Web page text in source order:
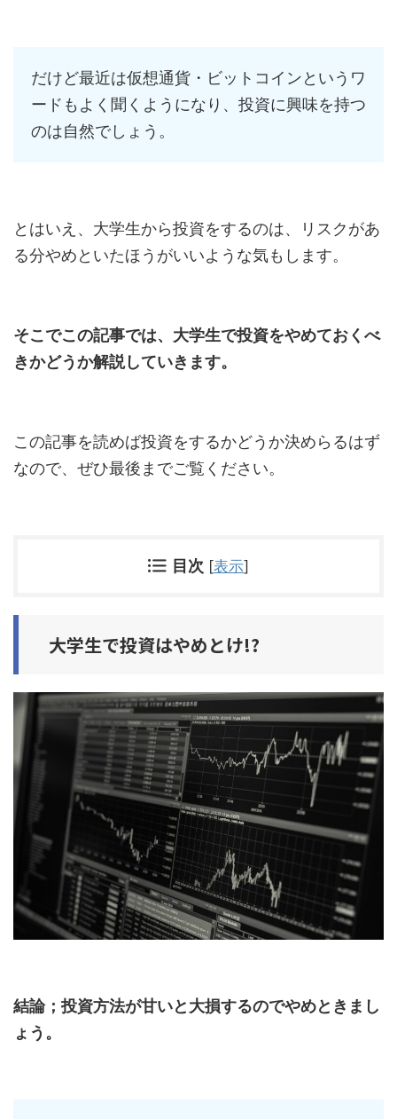
だけど最近は仮想通貨・ビットコインというワ
ードもよく聞くようになり、投資に興味を持つ
のは自然でしょう。
とはいえ、大学生から投資をするのは、リスクがあ
る分やめといたほうがいいような気もします。
そこでこの記事では、大学生で投資をやめておくべ
きかどうか解説していきます。
この記事を読めば投資をするかどうか決めらるはず
なので、ぜひ最後までご覧ください。
目次 [表示]
大学生で投資はやめとけ!?
結論；投資方法が甘いと大損するのでやめときまし
ょう。